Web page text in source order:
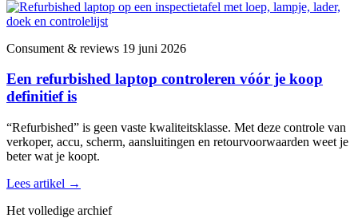
Consument & reviews 19 juni 2026
Een refurbished laptop controleren vóór je koop
definitief is
“Refurbished” is geen vaste kwaliteitsklasse. Met deze controle van
verkoper, accu, scherm, aansluitingen en retourvoorwaarden weet je
beter wat je koopt.
Lees artikel →
Het volledige archief